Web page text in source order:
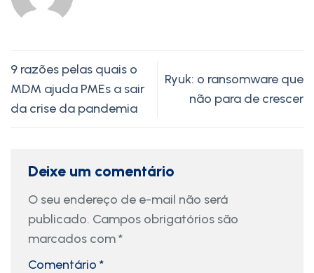
9 razões pelas quais o
MDM ajuda PMEs a sair
da crise da pandemia
Ryuk: o ransomware que
não para de crescer
Deixe um comentário
O seu endereço de e-mail não será
publicado. Campos obrigatórios são
marcados com*
Comentário *